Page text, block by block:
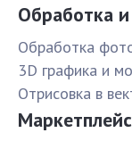
Обработка
Обработка
3D графика и
Отрисовка в